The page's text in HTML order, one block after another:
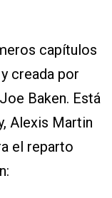
capítulos
creada por
Baken. Está
Alexis Martin
el reparto